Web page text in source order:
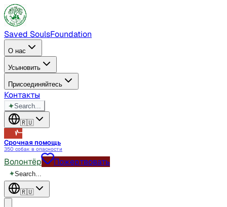
Saved SoulsFoundation
О нас
Усыновить
Присоединяйтесь
Контакты
✦Search...
🇷🇺
Срочная помощь
350 собак в опасности
Волонтёр Пожертвовать
✦Search...
🇷🇺